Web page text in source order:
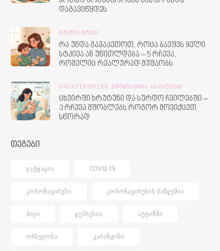
დაგავიწყდეს
ᲔᲥᲘᲛᲘᲡ ᲠᲩᲔᲕᲐ
რა უნდა გავაკეთოთ, როცა ბავშვს ყელი
სტკივა ან უწითლდება – 5 რჩევა,
რომელიც რეალურად მუშაობს
UNCATEGORIZED, ᲛᲨᲝᲑᲘᲐᲠᲝᲑᲐ, ᲡᲘᲐᲮᲚᲔᲔᲑᲘ
ცხვირში ხრუტუნი და სურდო ჩვილებში –
3 რჩევა მშობლებს როგორ მოვიქცეთ
სწორად
თეგები
ᲚᲐᲥᲢᲐᲪᲘᲐ COVID-19
ᲙᲝᲠᲝᲜᲐᲕᲘᲠᲣᲡᲘ ᲙᲝᲠᲝᲜᲐᲕᲘᲠᲣᲡᲘᲡ ᲞᲐᲜᲓᲔᲛᲘᲐ
ᲫᲘᲚᲘ ᲓᲔᲞᲠᲔᲡᲘᲐ ᲐᲣᲢᲘᲖᲛᲘ
ᲝᲠᲡᲣᲚᲝᲑᲐ ᲙᲐᲠᲐᲜᲢᲘᲜᲘ